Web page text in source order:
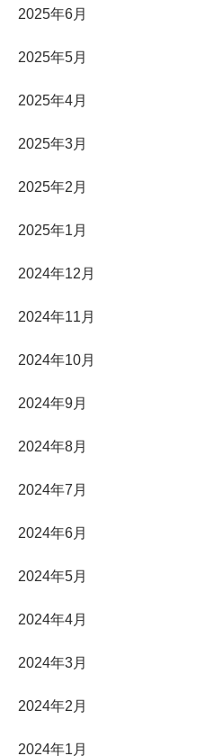
2025年6月
2025年5月
2025年4月
2025年3月
2025年2月
2025年1月
2024年12月
2024年11月
2024年10月
2024年9月
2024年8月
2024年7月
2024年6月
2024年5月
2024年4月
2024年3月
2024年2月
2024年1月